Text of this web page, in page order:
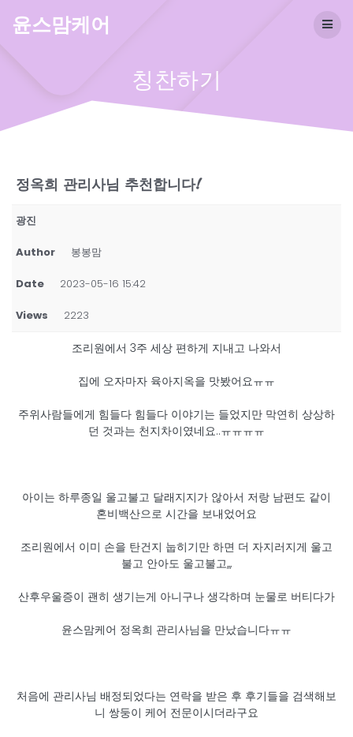
윤스맘케어
칭찬하기
정옥희 관리사님 추천합니다!
광진
Author 봉봉맘
Date 2023-05-16 15:42
Views 2223
조리원에서 3주 세상 편하게 지내고 나와서
집에 오자마자 육아지옥을 맛봤어요ㅠㅠ
주위사람들에게 힘들다 힘들다 이야기는 들었지만 막연히 상상하
던 것과는 천지차이였네요..ㅠㅠㅠㅠ
아이는 하루종일 울고불고 달래지지가 않아서 저랑 남편도 같이
혼비백산으로 시간을 보내었어요
조리원에서 이미 손을 탄건지 눕히기만 하면 더 자지러지게 울고
불고 안아도 울고불고,,,
산후우울증이 괜히 생기는게 아니구나 생각하며 눈물로 버티다가
윤스맘케어 정옥희 관리사님을 만났습니다ㅠㅠ
처음에 관리사님 배정되었다는 연락을 받은 후 후기들을 검색해보
니 쌍둥이 케어 전문이시더라구요